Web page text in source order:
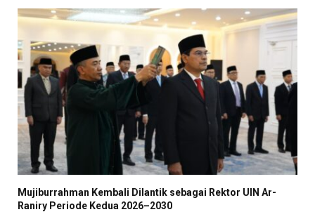
Mujiburrahman Kembali Dilantik sebagai Rektor UIN Ar-
Raniry Periode Kedua 2026–2030